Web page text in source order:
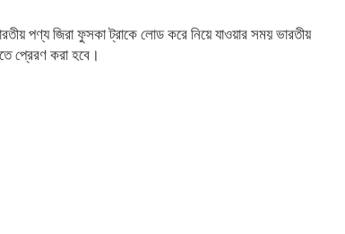
পণ্য জিরা ফুসকা ট্রাকে লোড করে নিয়ে যাওয়ার সময় ভারতীয়
প্রেরণ করা হবে।